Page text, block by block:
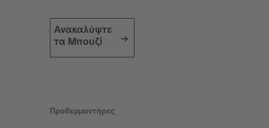
Ανακαλύψτε
τα Μπουζί
Προθερμαντήρες